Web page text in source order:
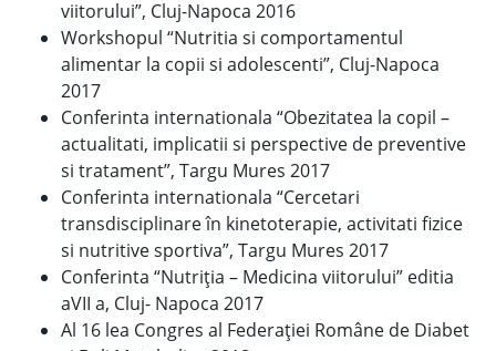
viitorului”, Cluj-Napoca 2016
Workshopul “Nutritia si comportamentul
alimentar la copii si adolescenti”, Cluj-Napoca
2017
Conferinta internationala “Obezitatea la copil –
actualitati, implicatii si perspective de preventive
si tratament”, Targu Mures 2017
Conferinta internationala “Cercetari
transdisciplinare în kinetoterapie, activitati fizice
si nutritive sportiva”, Targu Mures 2017
Conferinta “Nutriția – Medicina viitorului” editia
aVII a, Cluj- Napoca 2017
Al 16 lea Congres al Federației Române de Diabet